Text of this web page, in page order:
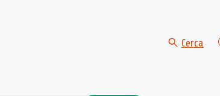
Cerca